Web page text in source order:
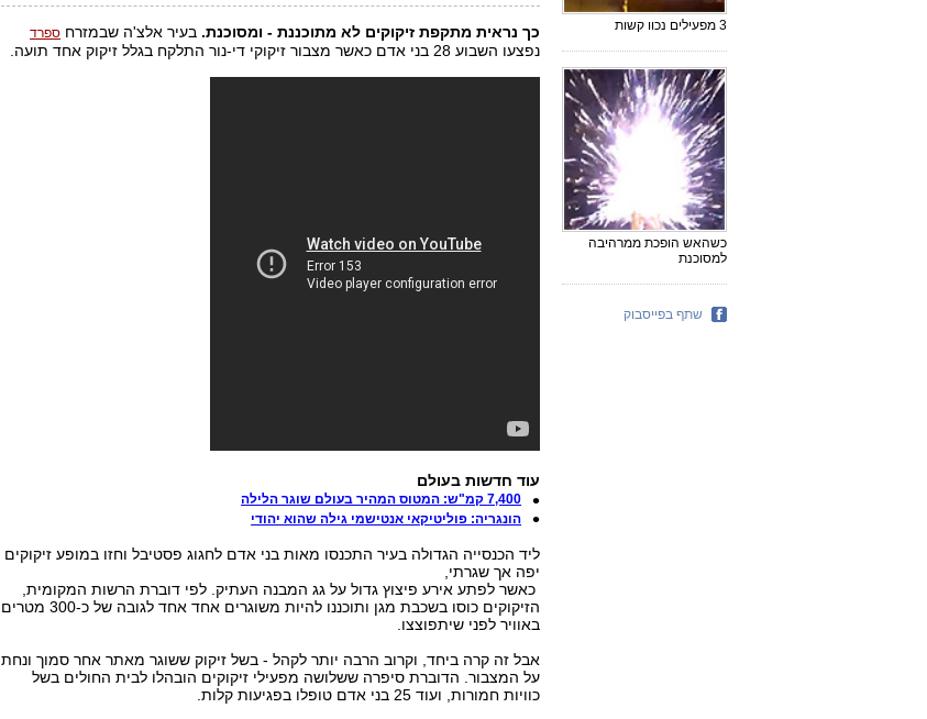
כך נראית מתקפת זיקוקים לא מתוכננת - ומסוכנת. בעיר אלצ'ה שבמזרח ספרד
נפצעו השבוע 28 בני אדם כאשר מצבור זיקוקי די-נור התלקח בגלל זיקוק אחד תועה.
עוד חדשות בעולם
7,400 קמ"ש: המטוס המהיר בעולם שוגר הלילה
הונגריה: פוליטיקאי אנטישמי גילה שהוא יהודי
ליד הכנסייה הגדולה בעיר התכנסו מאות בני אדם לחגוג פסטיבל וחזו במופע זיקוקים
יפה אך שגרתי,
כאשר לפתע אירע פיצוץ גדול על גג המבנה העתיק. לפי דוברת הרשות המקומית,
הזיקוקים כוסו בשכבת מגן ותוכננו להיות משוגרים אחד אחד לגובה של כ-300 מטרים
באוויר לפני שיתפוצצו.
אבל זה קרה ביחד, וקרוב הרבה יותר לקהל - בשל זיקוק ששוגר מאתר אחר סמוך ונחת
על המצבור. הדוברת סיפרה ששלושה מפעילי זיקוקים הובהלו לבית החולים בשל
כוויות חמורות, ועוד 25 בני אדם טופלו בפגיעות קלות.
3 מפעילים נכוו קשות
כשהאש הופכת ממרהיבה
למסוכנת
שתף בפייסבוק